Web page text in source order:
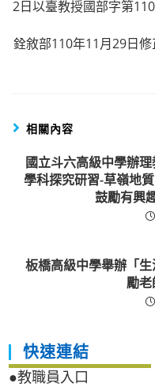
2日以臺教授國部字第
銓敘部110年11月29日
相關內容
國立斗六高級中學辦
學科探究研習-草嶺地
鼓勵有興
板橋高級中學舉辦「
勵老
快速連結
●教職員入口